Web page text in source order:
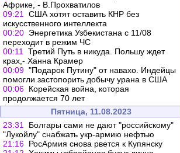
Африке, - В.Прохватилов
09:21
США хотят оставить КНР без
искусственного интеллекта
00:20 Энергетика Узбекистана с 11/08
переходит в режим ЧС
00:11
Третий Путь в никуда. Польшу ждет
крах,- Ханна Крамер
00:09 "Подарок Путину" от навахо. Индейцы
помогли застопорить добычу урана в США
00:06 Корейская война, которая
продолжается 70 лет
Пятница, 11.08.2023
23:31
Болгары сами не дают "российскому"
"Лукойлу" снабжать укр-армию нефтью
21:16 РосАрмия снова рвется к Купянску